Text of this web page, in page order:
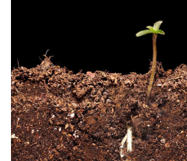
PROMOCJA TYGODNIA
Dla Początkujących
Indoor w Domu